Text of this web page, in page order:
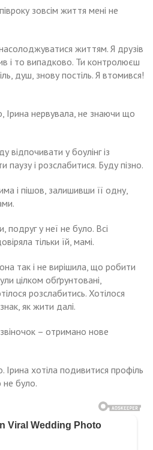
зовсім життя мені не
життям. Я друзів
і то випадково. Ти контролюєш
душ, знову постіль. Я втомився!
Ірина нервувала, не знаючи що
відпочивати у боулінг із
і розслабитися. Буду пізно.
і пішов, залишивши її одну,
у неї не було. Всі
тільки їй, мамі.
так і не вирішила, що робити
цілком обґрунтовані,
розслабитись. Хотілося
як жити далі.
– отримано нове
Ірина хотіла подивитися профіль
не було.